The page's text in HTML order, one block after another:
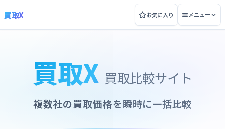
買取X お気に入り メニュー
買取X 買取比較サイト
複数社の買取価格を瞬時に一括比較